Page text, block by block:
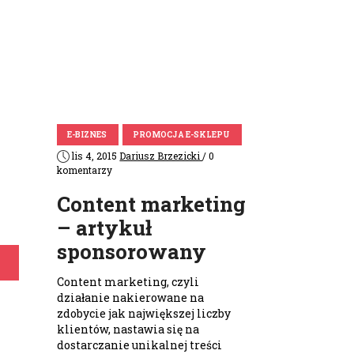
E-BIZNES PROMOCJA E-SKLEPU
lis 4, 2015 Dariusz Brzezicki/ 0
komentarzy
Content marketing
– artykuł
sponsorowany
Content marketing, czyli
działanie nakierowane na
zdobycie jak największej liczby
klientów, nastawia się na
dostarczanie unikalnej treści